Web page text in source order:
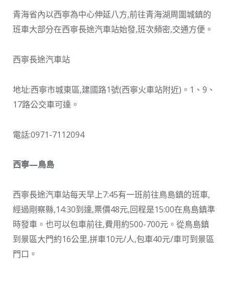
青海省內以西寧為中心伸延八方,前往青海湖周圍城鎮的
班車大部分在西寧長途汽車站始發,班次頻密,交通方便。
西寧長途汽車站
地址:西寧市城東區,建國路1號(西寧火車站附近)。1、9、
17路公交車可達。
電話:0971-7112094
西寧—鳥島
西寧長途汽車站每天早上7:45有一班前往鳥島鎮的班車,
經過剛察縣,14:30到達,票價48元,回程是15:00在鳥島鎮準
時發車。也可以包車前往,費用約500-700元。從鳥島鎮
到景區大門約16公里,拼車10元/人,包車40元/車可到景區
門口。